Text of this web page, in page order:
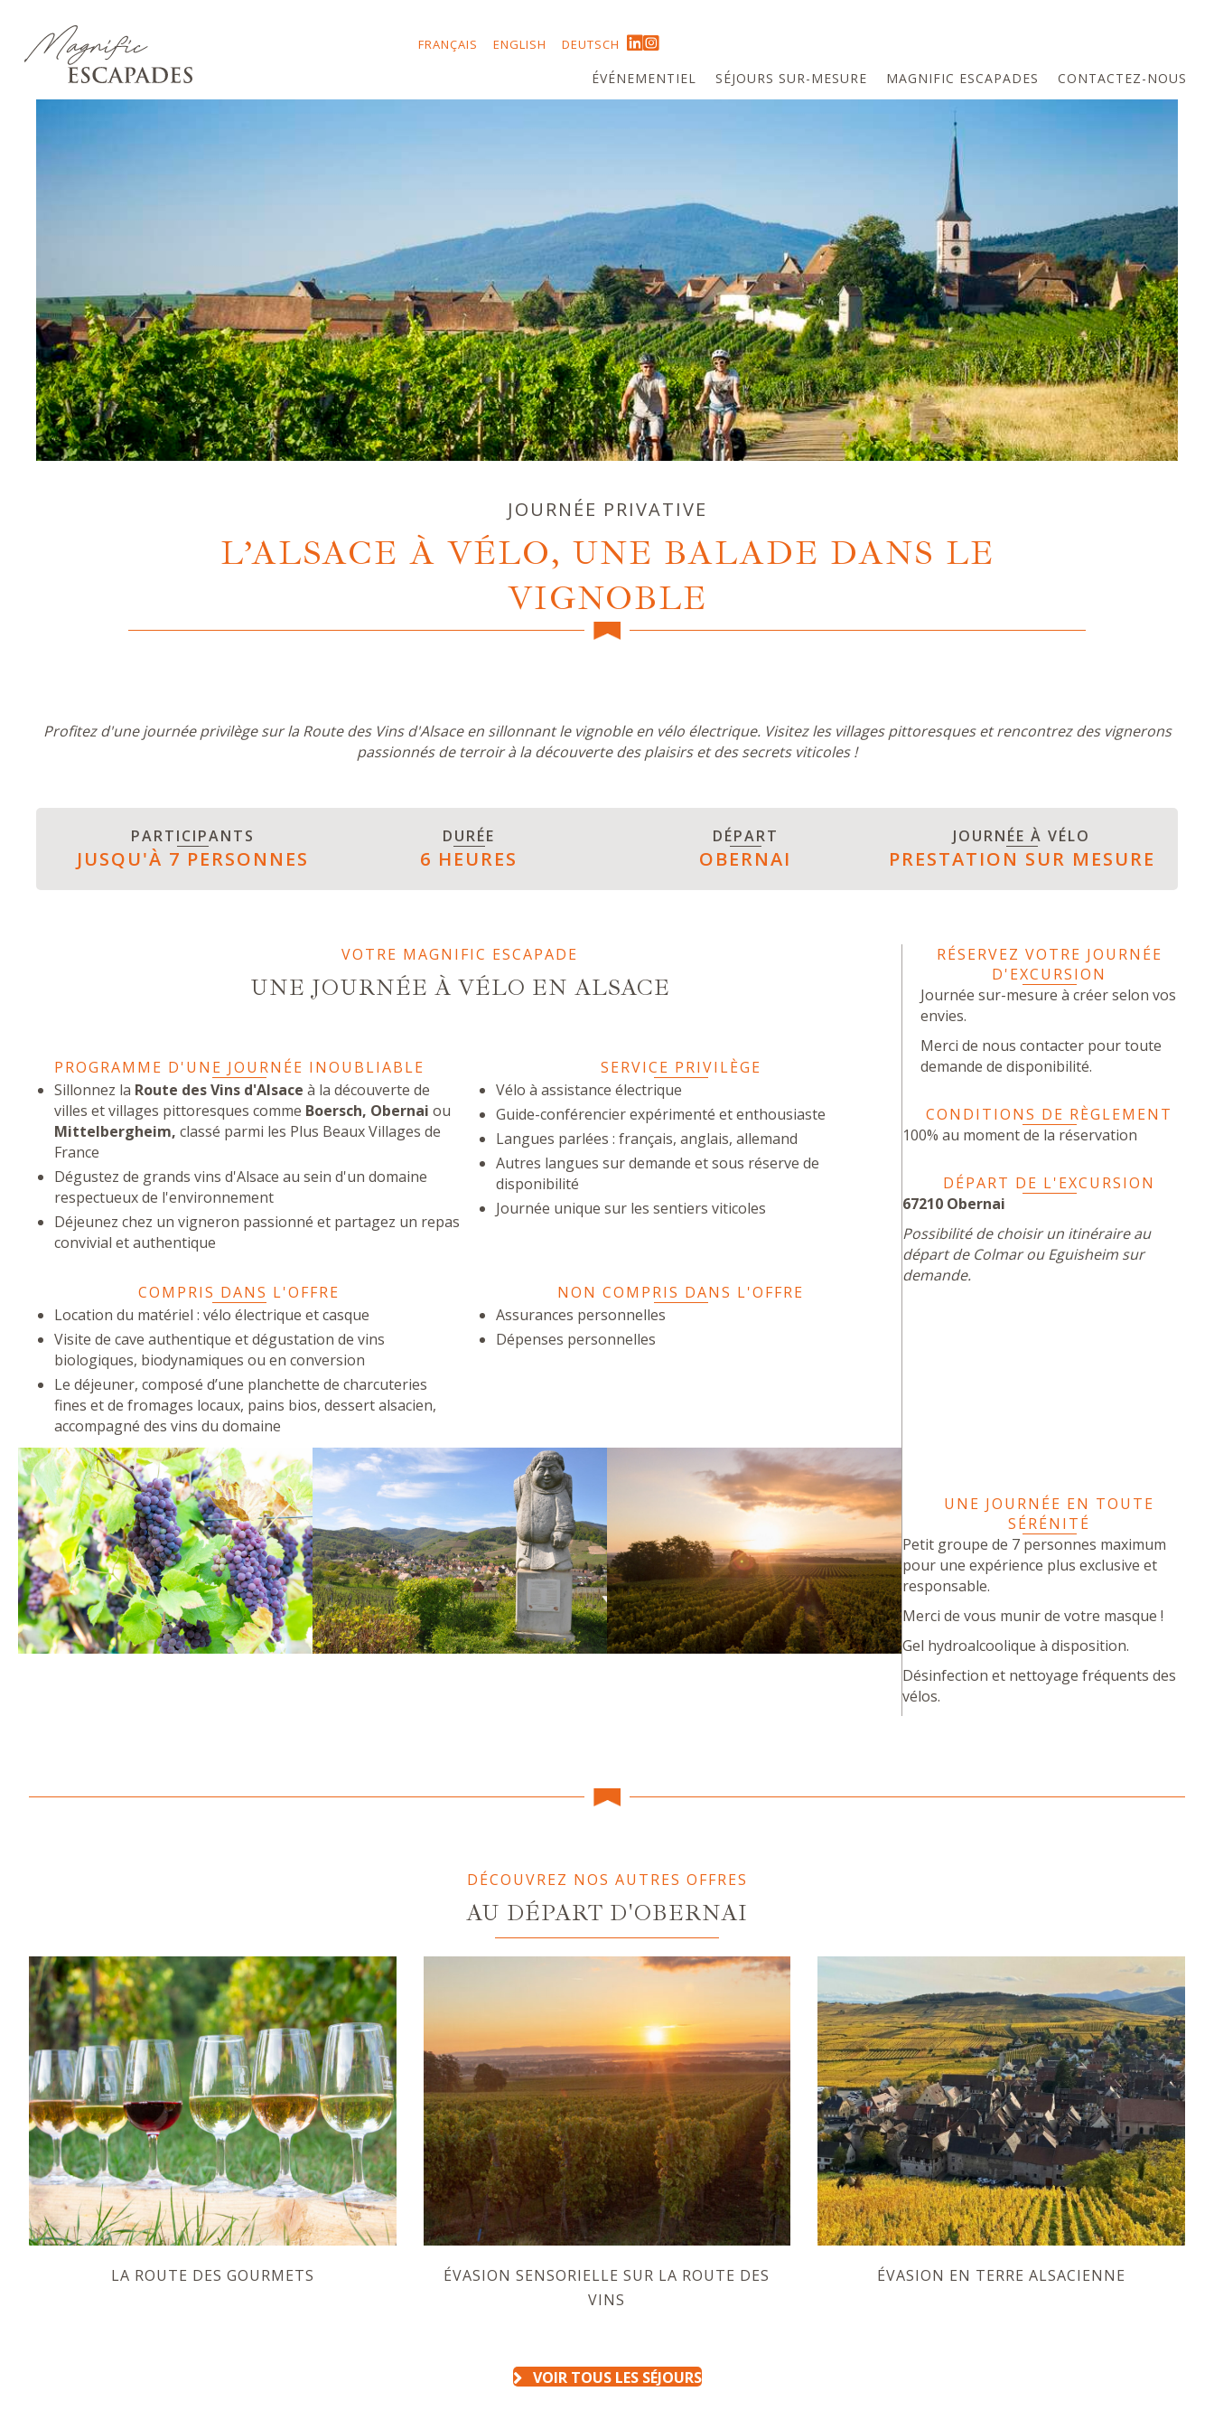
FRANÇAIS ENGLISH DEUTSCH
ÉVÉNEMENTIEL SÉJOURS SUR-MESURE MAGNIFIC ESCAPADES CONTACTEZ-NOUS
JOURNÉE PRIVATIVE
L’ALSACE À VÉLO, UNE BALADE DANS LE
VIGNOBLE
Profitez d'une journée privilège sur la Route des Vins d'Alsace en sillonnant le vignoble en vélo électrique. Visitez les villages pittoresques et rencontrez des vignerons
passionnés de terroir à la découverte des plaisirs et des secrets viticoles !
PARTICIPANTS
JUSQU'À 7 PERSONNES
DURÉE
6 HEURES
DÉPART
OBERNAI
JOURNÉE À VÉLO
PRESTATION SUR MESURE
VOTRE MAGNIFIC ESCAPADE
UNE JOURNÉE À VÉLO EN ALSACE
PROGRAMME D'UNE JOURNÉE INOUBLIABLE
Sillonnez la Route des Vins d'Alsace à la découverte de
villes et villages pittoresques comme Boersch, Obernai ou
Mittelbergheim, classé parmi les Plus Beaux Villages de
France
Dégustez de grands vins d'Alsace au sein d'un domaine
respectueux de l'environnement
Déjeunez chez un vigneron passionné et partagez un repas
convivial et authentique
SERVICE PRIVILÈGE
Vélo à assistance électrique
Guide-conférencier expérimenté et enthousiaste
Langues parlées : français, anglais, allemand
Autres langues sur demande et sous réserve de
disponibilité
Journée unique sur les sentiers viticoles
COMPRIS DANS L'OFFRE
Location du matériel : vélo électrique et casque
Visite de cave authentique et dégustation de vins
biologiques, biodynamiques ou en conversion
Le déjeuner, composé d’une planchette de charcuteries
fines et de fromages locaux, pains bios, dessert alsacien,
accompagné des vins du domaine
NON COMPRIS DANS L'OFFRE
Assurances personnelles
Dépenses personnelles
RÉSERVEZ VOTRE JOURNÉE
D'EXCURSION
Journée sur-mesure à créer selon vos
envies.
Merci de nous contacter pour toute
demande de disponibilité.
CONDITIONS DE RÈGLEMENT
100% au moment de la réservation
DÉPART DE L'EXCURSION
67210 Obernai
Possibilité de choisir un itinéraire au
départ de Colmar ou Eguisheim sur
demande.
UNE JOURNÉE EN TOUTE
SÉRÉNITÉ
Petit groupe de 7 personnes maximum
pour une expérience plus exclusive et
responsable.
Merci de vous munir de votre masque !
Gel hydroalcoolique à disposition.
Désinfection et nettoyage fréquents des
vélos.
DÉCOUVREZ NOS AUTRES OFFRES
AU DÉPART D'OBERNAI
LA ROUTE DES GOURMETS
ÉVASION SENSORIELLE SUR LA ROUTE DES
VINS
ÉVASION EN TERRE ALSACIENNE
VOIR TOUS LES SÉJOURS